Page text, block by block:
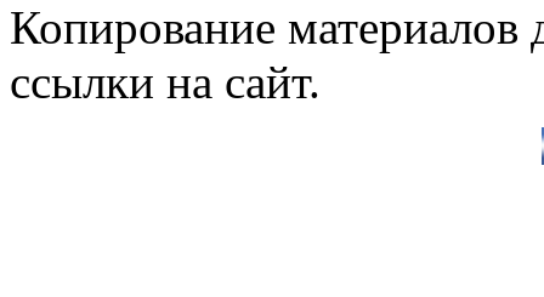
Копирование материалов
ссылки на сайт.